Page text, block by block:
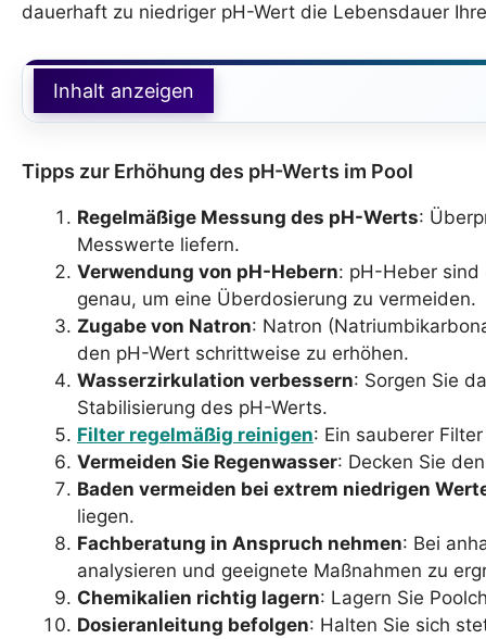
dauerhaft zu niedriger pH-Wert die Lebensdauer
Inhalt anzeigen
Tipps zur Erhöhung des pH-Werts im Pool
Regelmäßige Messung des pH-Werts:
Messwerte liefern.
Verwendung von pH-Hebern: pH-Heber sind
genau, um eine Überdosierung zu vermeiden.
Zugabe von Natron: Natron
den pH-Wert schrittweise zu erhöhen.
Wasserzirkulation verbessern: Sorgen Sie
Stabilisierung des pH-Werts.
Filter regelmäßig reinigen: Ein sauberer
Vermeiden Sie Regenwasser: Decken Sie
Baden vermeiden bei extrem niedrigen
liegen.
Fachberatung in Anspruch nehmen: Bei
analysieren und geeignete Maßnahmen zu
Chemikalien richtig lagern: Lagern Sie
Dosieranleitung befolgen: Halten Sie sich